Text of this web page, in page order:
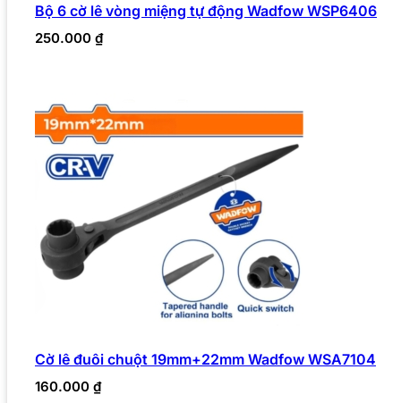
Bộ 6 cờ lê vòng miệng tự động Wadfow WSP6406
250.000 ₫
Cờ lê đuôi chuột 19mm+22mm Wadfow WSA7104
160.000 ₫